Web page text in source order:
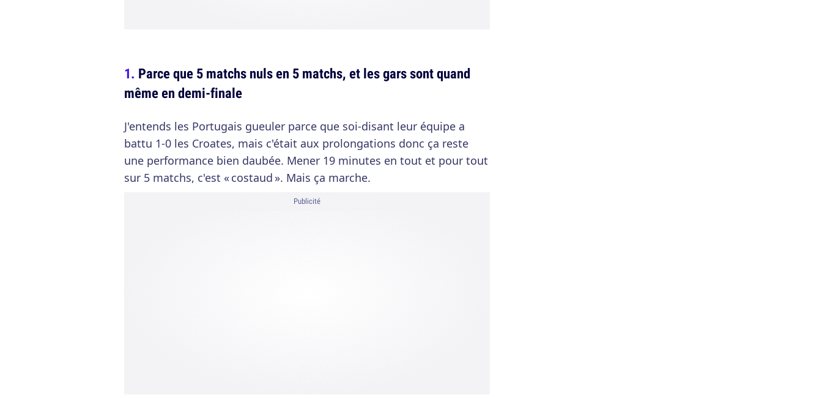
Parce que 5 matchs nuls en 5 matchs, et les gars sont quand
même en demi-finale
J'entends les Portugais gueuler parce que soi-disant leur équipe a
battu 1-0 les Croates, mais c'était aux prolongations donc ça reste
une performance bien daubée. Mener 19 minutes en tout et pour tout
sur 5 matchs, c'est « costaud ». Mais ça marche.
Publicité